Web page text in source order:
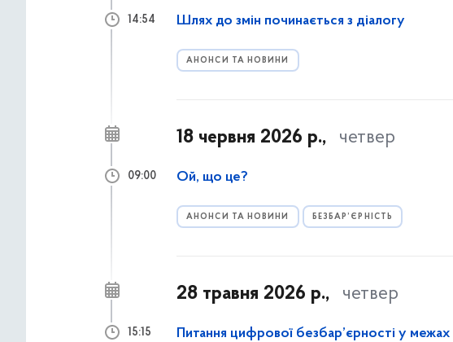
Шлях до змін починається з діалогу
АНОНСИ ТА НОВИНИ
14:54
18 червня 2026 р., четвер
Ой, що це?
АНОНСИ ТА НОВИНИ БЕЗБАР’ЄРНІСТЬ
09:00
28 травня 2026 р., четвер
Питання цифрової безбар’єрності у
15:15